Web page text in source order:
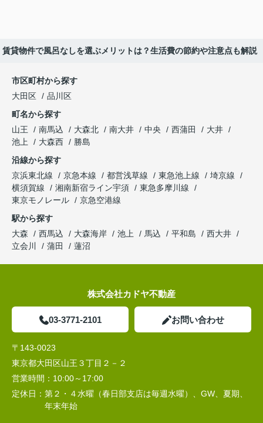
賃貸物件で風呂なしを選ぶメリットは？生活費の節約や注意点も解説
市区町村から探す
大田区
品川区
町名から探す
山王
南馬込 大森北 南大井 中央 西蒲田
大井
池上
大森西
勝島
沿線から探す
京浜東北線
京急本線 都営浅草線 東急池上線
埼京線
横須賀線
湘南新宿ライン宇須
東急多摩川線
東京モノレール
京急空港線
駅から探す
大森
西馬込 大森海岸 池上 馬込 平和島
西大井
立会川
蒲田 蓮沼
株式会社カドヤ不動産
03-3771-2101 お問い合わせ
〒143-0023
東京都大田区山王３丁目２－２
営業時間： 10:00～17:00
定休日： 第２・４水曜（春日部支店は毎週水曜）、GW、夏期、
年末年始